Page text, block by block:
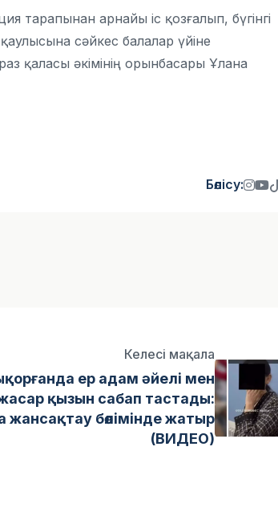
тарапынан арнайы іс қозғалып, бүгінгі
сәйкес балалар үйіне
қаласы әкімінің орынбасары Ұлана
Бөлісу:
Келесі мақала
ер адам әйелі мен
қызын сабап тастады:
жансақтау бөлімінде жатыр
(ВИДЕО)